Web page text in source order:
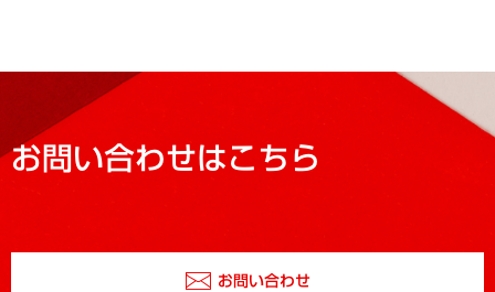
お問い合わせはこちら
お問い合わせ